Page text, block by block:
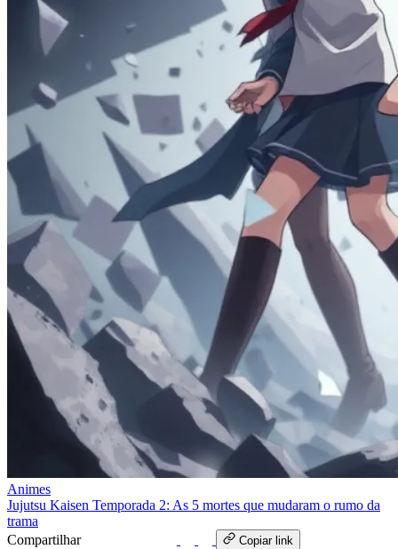
Animes
Jujutsu Kaisen Temporada 2: As 5 mortes que mudaram o rumo da
trama
Compartilhar
Copiar link